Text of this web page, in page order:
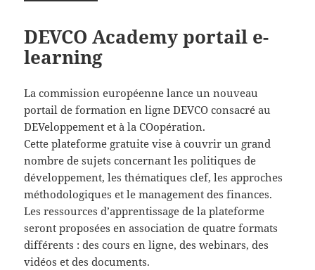
DEVCO Academy portail e-
learning
La commission européenne lance un nouveau
portail de formation en ligne DEVCO consacré au
DEVeloppement et à la COopération.
Cette plateforme gratuite vise à couvrir un grand
nombre de sujets concernant les politiques de
développement, les thématiques clef, les approches
méthodologiques et le management des finances.
Les ressources d’apprentissage de la plateforme
seront proposées en association de quatre formats
différents : des cours en ligne, des webinars, des
vidéos etdes documents.